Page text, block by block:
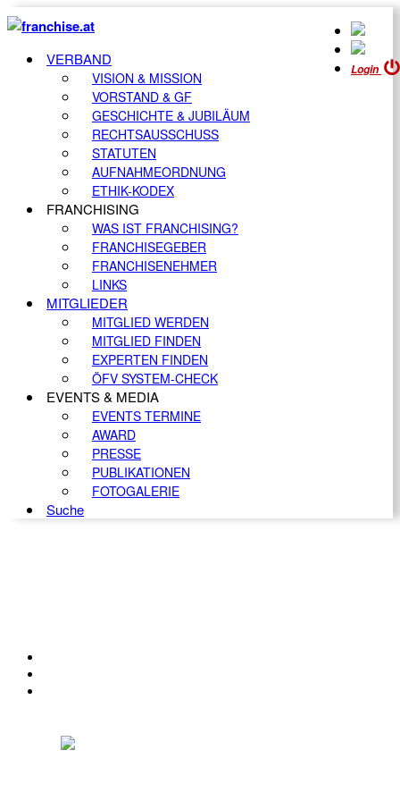
Login
VERBAND
VISION & MISSION
VORSTAND & GF
GESCHICHTE & JUBILÄUM
RECHTSAUSSCHUSS
STATUTEN
AUFNAHMEORDNUNG
ETHIK-KODEX
FRANCHISING
WAS IST FRANCHISING?
FRANCHISEGEBER
FRANCHISENEHMER
LINKS
MITGLIEDER
MITGLIED WERDEN
MITGLIED FINDEN
EXPERTEN FINDEN
ÖFV SYSTEM-CHECK
EVENTS & MEDIA
EVENTS TERMINE
AWARD
PRESSE
PUBLIKATIONEN
FOTOGALERIE
Suche